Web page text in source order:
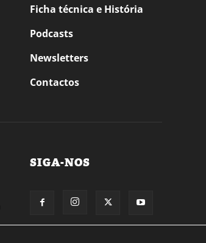
Ficha técnica e História
Podcasts
Newsletters
Contactos
SIGA-NOS